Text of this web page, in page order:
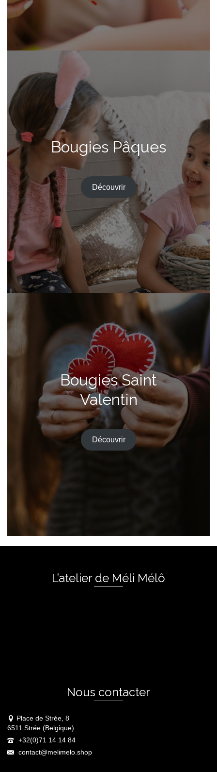
Bougies Pâques
Découvrir
Bougies Saint
Valentin
Découvrir
L’atelier de Méli Mélô
Nous contacter
Place de Strée, 8
6511 Strée (Belgique)
+32(0)71 14 14 84
contact@melimelo.shop